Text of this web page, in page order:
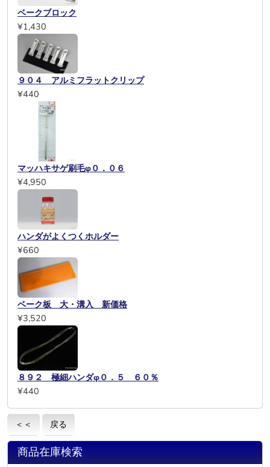
ベークブロック
¥1,430
９０４ アルミフラットクリップ
¥440
マッハキサゲ刷毛φ０．０６
¥4,950
ハンダがよくつくホルダー
¥660
ベーク板 大・溝入 新価格
¥3,520
８９２ 極細ハンダφ０．５ ６０％
¥440
＜＜ 戻る
商品在庫検索